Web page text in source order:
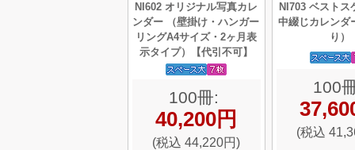
NI602 オリジナル写真カレ
ンダー （壁掛け・ハンガー
リングA4サイズ・2ヶ月表
示タイプ）【代引不可】
100冊:
40,200円
(税込 44,220円)
NI703 ベストス
中綴じカレンダ
り）
100
(税込